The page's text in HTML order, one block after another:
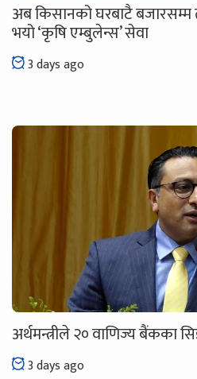
अब किसानको घरबाटै
भयो ‘कृषि एम्बुलेन्स’ सेवा
3 days ago
अर्थमन्त्रीले २० वाणिज्य
3 days ago